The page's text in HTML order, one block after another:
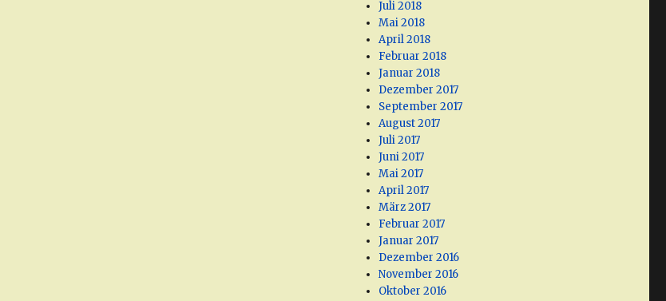
Juli 2018
Mai 2018
April 2018
Februar 2018
Januar 2018
Dezember 2017
September 2017
August 2017
Juli 2017
Juni 2017
Mai 2017
April 2017
März 2017
Februar 2017
Januar 2017
Dezember 2016
November 2016
Oktober 2016